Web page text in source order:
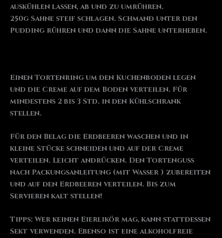
auskühlen lassen, ab und zu umrühren.
250g Sahne steif schlagen. Schmand unter den
Pudding rühren und dann die Sahne unterheben.
Einen Tortenring um den Kuchenboden legen
und die Creme auf dem Boden verteilen. Für
mindestens 2 bis 3 Std. in den Kühlschrank
stellen.
Für den Belag die Erdbeeren waschen und in
kleine Stücke schneiden und auf der Creme
verteilen. Leicht andrücken. Den Tortenguss
nach Packungsanleitung (mit Wasser ) zubereiten
und auf den Erdbeeren verteilen. Bis zum
Servieren kalt stellen!
Tipps: Wer keinen Eierlikör mag, kann stattdessen
Sekt verwenden. Ebenso ist eine alkoholfreie